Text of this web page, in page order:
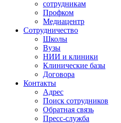
сотрудникам
Профком
Медиацентр
Сотрудничество
Школы
Вузы
НИИ и клиники
Клинические базы
Договора
Контакты
Адрес
Поиск сотрудников
Обратная связь
Пресс-служба